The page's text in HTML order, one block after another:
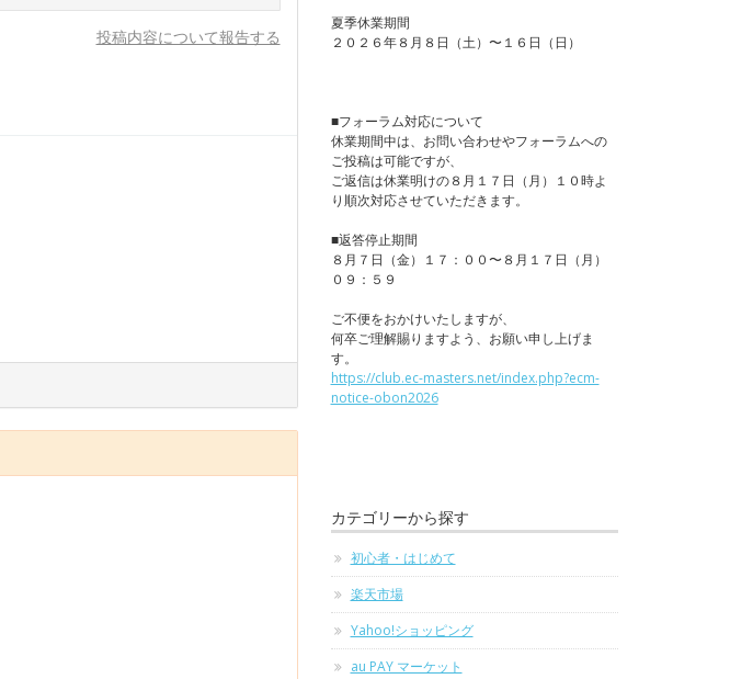
投稿内容について報告する
夏季休業期間
２０２６年８月８日（土）〜１６日（日）
■フォーラム対応について
休業期間中は、お問い合わせやフォーラムへの
ご投稿は可能ですが、
ご返信は休業明けの８月１７日（月）１０時よ
り順次対応させていただきます。
■返答停止期間
８月７日（金）１７：００〜８月１７日（月）
０９：５９
ご不便をおかけいたしますが、
何卒ご理解賜りますよう、お願い申し上げま
す。
https://club.ec-masters.net/index.php?ecm-
notice-obon2026
カテゴリーから探す
初心者・はじめて
楽天市場
Yahoo!ショッピング
au PAY マーケット